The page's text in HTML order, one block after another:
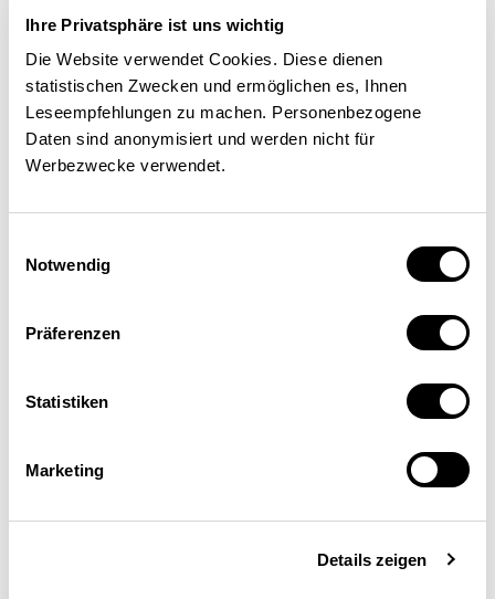
Ihre Privatsphäre ist uns wichtig
Die Website verwendet Cookies. Diese dienen
statistischen Zwecken und ermöglichen es, Ihnen
Leseempfehlungen zu machen. Personenbezogene
Daten sind anonymisiert und werden nicht für
Werbezwecke verwendet.
Notwendig
Präferenzen
Statistiken
Marketing
Details zeigen
Florence Bettschart
Avocate, responsable Politique et droit, Fédération